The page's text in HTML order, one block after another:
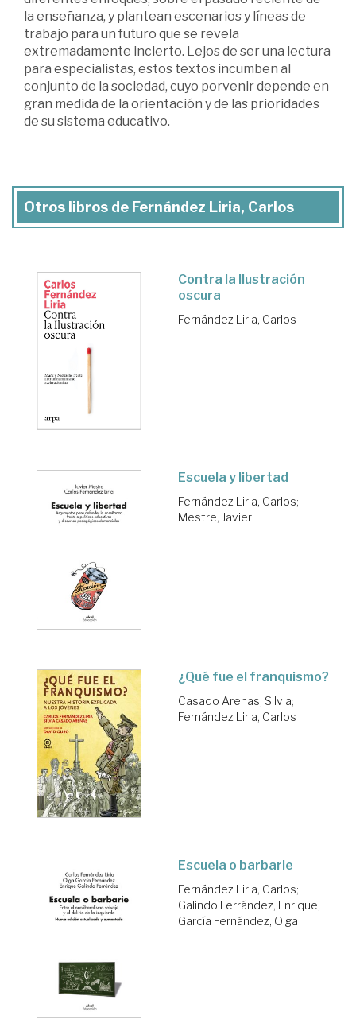
la enseñanza, y plantean escenarios y líneas de
trabajo para un futuro que se revela
extremadamente incierto. Lejos de ser una lectura
para especialistas, estos textos incumben al
conjunto de la sociedad, cuyo porvenir depende en
gran medida de la orientación y de las prioridades
de su sistema educativo.
Otros libros de Fernández Liria, Carlos
Contra la Ilustración
oscura
Fernández Liria, Carlos
Escuela y libertad
Fernández Liria, Carlos;
Mestre, Javier
¿Qué fue el franquismo?
Casado Arenas, Silvia;
Fernández Liria, Carlos
Escuela o barbarie
Fernández Liria, Carlos;
Galindo Ferrández, Enrique;
García Fernández, Olga